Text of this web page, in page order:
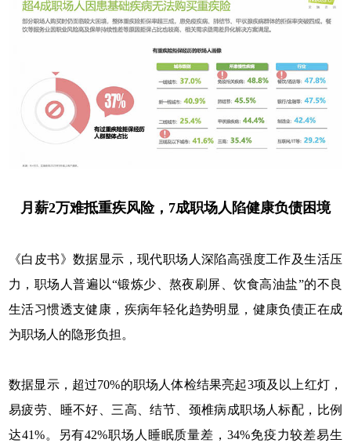
月薪2万难抵重疾风险，7成职场人陷健康负债困境
《白皮书》数据显示，现代职场人深陷高强度工作及生活压
力，职场人普遍以“锻炼少、熬夜刷屏、饮食高油盐”的不良
生活习惯透支健康，疾病年轻化趋势明显，健康负债正在成
为职场人的隐形负担。
数据显示，超过70%的职场人体检结果亮起3项及以上红灯，
易疲劳、睡不好、三高、结节、颈椎病成职场人标配，比例
达41%。另有42%职场人睡眠质量差，34%免疫力较差易生